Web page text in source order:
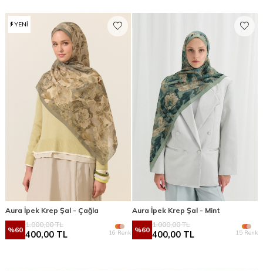
YENI
Aura İpek Krep Şal - Çağla
%60
1.000,00TL
400,00 TL 16 Renk
Aura İpek Krep Şal - Mint
%60
1.000,00TL
400,00 TL 15 Renk